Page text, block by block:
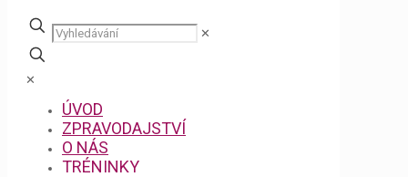
✕
✕
ÚVOD
ZPRAVODAJSTVÍ
O NÁS
TRÉNINKY